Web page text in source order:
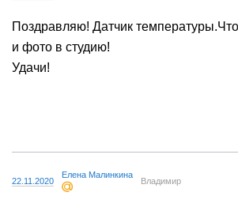
Поздравляю! Датчик
и фото в студию!
Удачи!
22.11.2020
Елена Малинкина
Владимир